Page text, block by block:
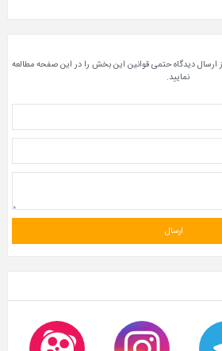
دیدگاه حتمی قوانین این بخش را در این صفحه مطالعه
نمایید.